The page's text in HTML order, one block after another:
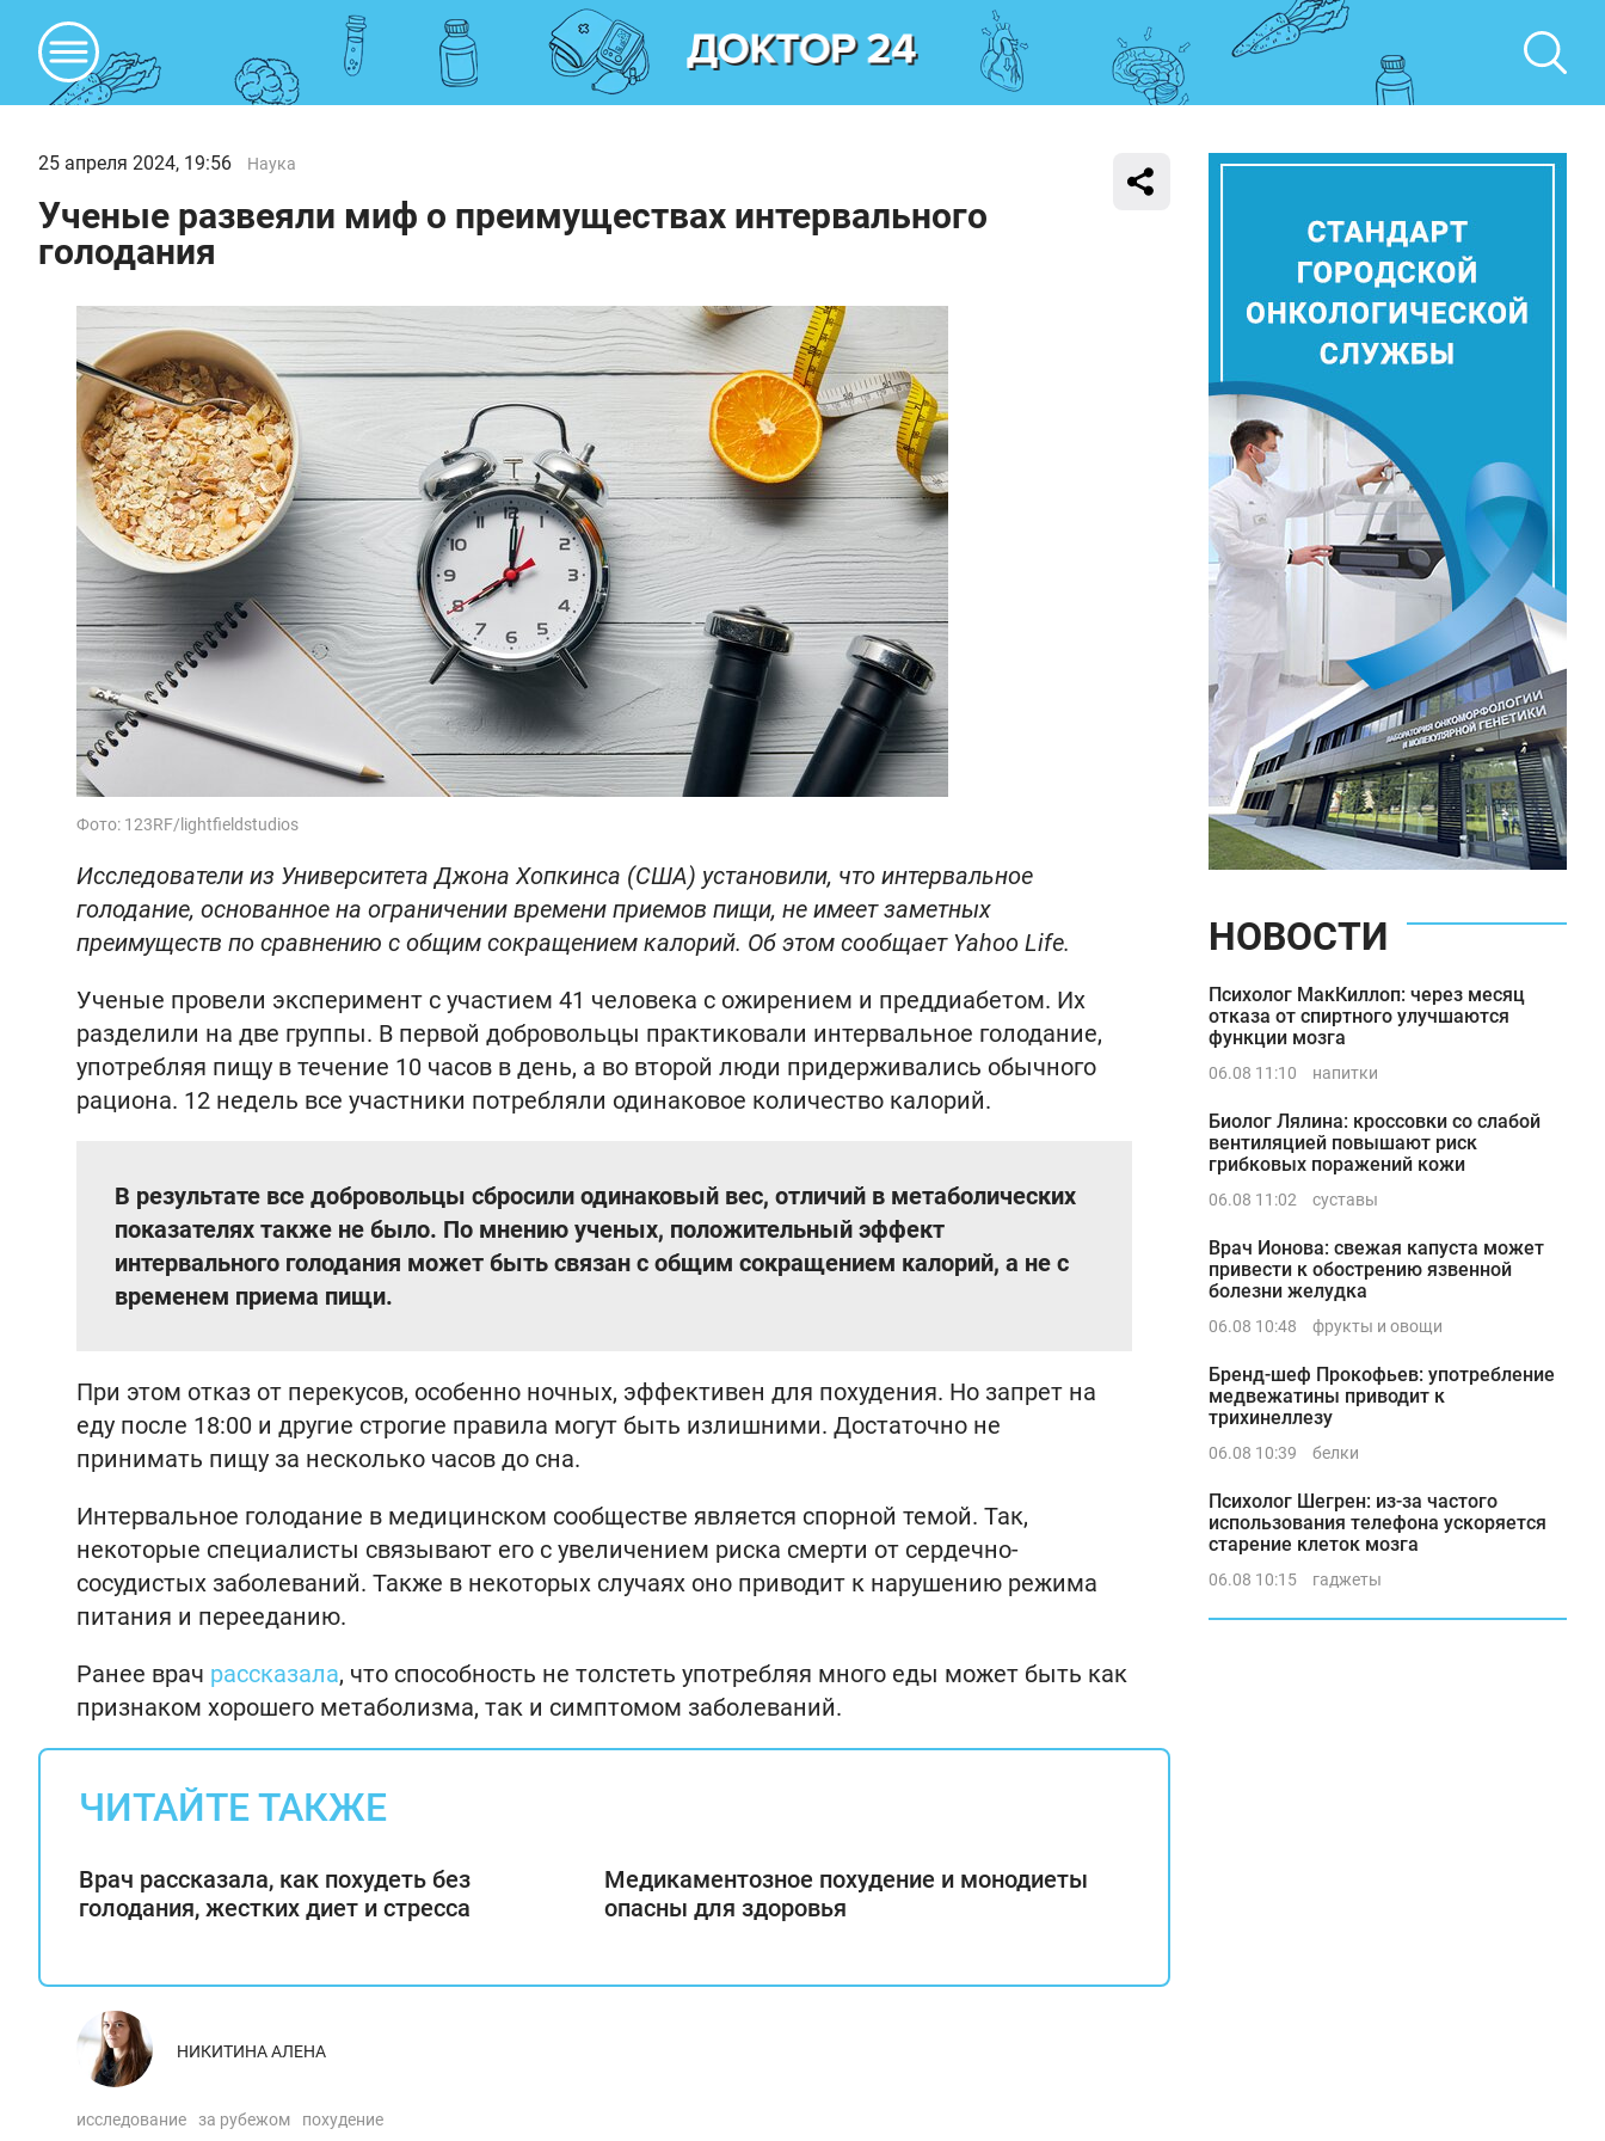
25 апреля 2024, 19:56 Наука
Ученые развеяли миф о преимуществах интервального
голодания
Фото: 123RF/lightfieldstudios
Исследователи из Университета Джона Хопкинса (США) установили, что интервальное
голодание, основанное на ограничении времени приемов пищи, не имеет заметных
преимуществ по сравнению с общим сокращением калорий. Об этом сообщает Yahoo Life.
Ученые провели эксперимент с участием 41 человека с ожирением и преддиабетом. Их
разделили на две группы. В первой добровольцы практиковали интервальное голодание,
употребляя пищу в течение 10 часов в день, а во второй люди придерживались обычного
рациона. 12 недель все участники потребляли одинаковое количество калорий.
В результате все добровольцы сбросили одинаковый вес, отличий в метаболических
показателях также не было. По мнению ученых, положительный эффект
интервального голодания может быть связан с общим сокращением калорий, а не с
временем приема пищи.
При этом отказ от перекусов, особенно ночных, эффективен для похудения. Но запрет на
еду после 18:00 и другие строгие правила могут быть излишними. Достаточно не
принимать пищу за несколько часов до сна.
Интервальное голодание в медицинском сообществе является спорной темой. Так,
некоторые специалисты связывают его с увеличением риска смерти от сердечно-
сосудистых заболеваний. Также в некоторых случаях оно приводит к нарушению режима
питания и перееданию.
Ранее врач рассказала, что способность не толстеть употребляя много еды может быть как
признаком хорошего метаболизма, так и симптомом заболеваний.
ЧИТАЙТЕ ТАКЖЕ
Врач рассказала, как похудеть без
голодания, жестких диет и стресса
Медикаментозное похудение и монодиеты
опасны для здоровья
НИКИТИНА АЛЕНА
исследование за рубежом похудение
НОВОСТИ
Психолог МакКиллоп: через месяц
отказа от спиртного улучшаются
функции мозга
06.08 11:10 напитки
Биолог Лялина: кроссовки со слабой
вентиляцией повышают риск
грибковых поражений кожи
06.08 11:02 суставы
Врач Ионова: свежая капуста может
привести к обострению язвенной
болезни желудка
06.08 10:48 фрукты и овощи
Бренд-шеф Прокофьев: употребление
медвежатины приводит к
трихинеллезу
06.08 10:39 белки
Психолог Шегрен: из-за частого
использования телефона ускоряется
старение клеток мозга
06.08 10:15 гаджеты